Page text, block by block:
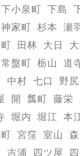
下小泉町 下島
神家町 杉本 瀬
田林 大日
常盤町 栃山 道
中村 七口 野尻
開 瓢町 藤栄
堀内 堀江 本
宮窪 室山
吉浦 四ツ屋